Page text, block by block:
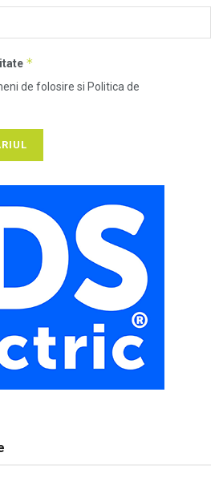
*
de folosire si Politica de